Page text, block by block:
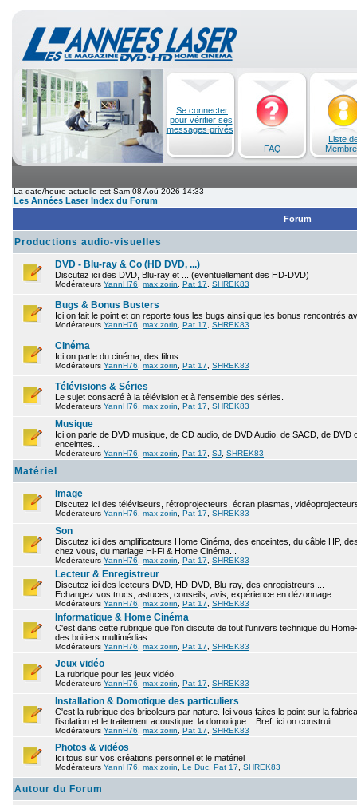
Se connecter
pour vérifier ses
messages privés
FAQ
Liste
La date/heure actuelle est Sam 08 Aoû 2026 14:33
Les Années Laser Index du Forum
Forum
Productions audio-visuelles
DVD - Blu-ray & Co (HD DVD, ...)
Discutez ici des DVD, Blu-ray et ... (eventuellement des HD-DVD)
Modérateurs YannH76 max zorin Pat 17 SHREK83
Bugs & Bonus Busters
Ici on fait le point et on reporte tous les bugs ainsi que les bonus rencontrés
Modérateurs YannH76 max zorin Pat 17 SHREK83
Cinéma
Ici on parle du cinéma, des films.
Modérateurs YannH76 max zorin Pat 17 SHREK83
Télévisions & Séries
Le sujet consacré à la télévision et à l'ensemble des séries.
Modérateurs YannH76 max zorin Pat 17 SHREK83
Musique
Ici on parle de DVD musique, de CD audio, de DVD Audio, de SACD, de
enceintes...
Modérateurs YannH76 max zorin Pat 17 SJ SHREK83
Matériel
Image
Discutez ici des téléviseurs, rétroprojecteurs, écran plasmas,
Modérateurs YannH76 max zorin Pat 17 SHREK83
Son
Discutez ici des amplificateurs Home Cinéma, des enceintes, du câble HP,
chez vous, du mariage Hi-Fi & Home Cinéma...
Modérateurs YannH76 max zorin Pat 17 SHREK83
Lecteur & Enregistreur
Discutez ici des lecteurs DVD, HD-DVD, Blu-ray, des enregistreurs....
Echangez vos trucs, astuces, conseils, avis, expérience en dézonnage...
Modérateurs YannH76 max zorin Pat 17 SHREK83
Informatique & Home Cinéma
C'est dans cette rubrique que l'on discute de tout l'univers technique du
des boitiers multimédias.
Modérateurs YannH76 max zorin Pat 17 SHREK83
Jeux vidéo
La rubrique pour les jeux vidéo.
Modérateurs YannH76 max zorin Pat 17 SHREK83
Installation & Domotique des particuliers
C'est la rubrique des bricoleurs par nature. Ici vous faites le point sur la
l'isolation et le traitement acoustique, la domotique... Bref, ici on construit.
Modérateurs YannH76 max zorin Pat 17 SHREK83
Photos & vidéos
Ici tous sur vos créations personnel et le matériel
Modérateurs YannH76 max zorin Le Duc Pat 17 SHREK83
Autour du Forum